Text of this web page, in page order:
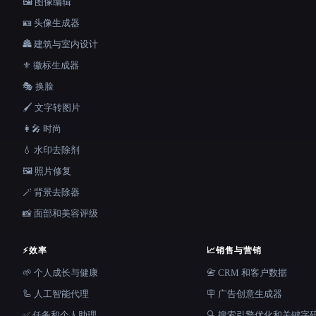
🪪 头像生成器
🏯 建筑与室内设计
⚜️ 徽标生成器
🎭 换脸
🖌️ 文字转图片
👩‍🎤 时尚
💧 水印去除剂
🖼️ 照片修复
🪄 背景去除器
📸 面部和美容评级
⚡效率
🌱 个人成长与健康
🦾 人工智能代理
📈销售与营销
📇 CRM 和客户数据
🪧 广告创意生成器